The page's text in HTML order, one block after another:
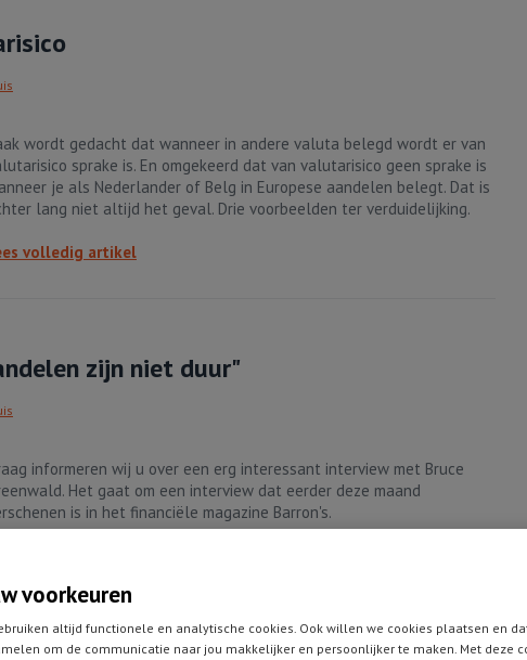
voorkeuren
altijd functionele en analytische cookies. Ook willen we cookies plaatsen en
om de communicatie naar jou makkelijker en persoonlijker te maken. Met deze
wordt gedacht dat wanneer in andere valuta belegd wordt er van
sprake is. En omgekeerd dat van valutarisico geen sprake is
je als Nederlander of Belg in Europese aandelen belegt. Dat is
lang niet altijd het geval. Drie voorbeelden ter verduidelijking.
volledig artikel
zijn niet duur"
informeren wij u over een erg interessant interview met Bruce
Het gaat om een interview dat eerder deze maand
is in het financiële magazine Barron's.